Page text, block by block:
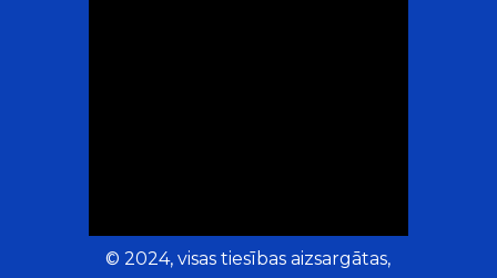
© 2024, visas tiesības aizsargātas,